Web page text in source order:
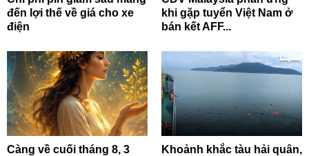
đến lợi thế về giá cho xe
điện
khi gặp tuyển Việt Nam ở
bán kết AFF...
Càng về cuối tháng 8, 3
Khoảnh khắc tàu hải quân,